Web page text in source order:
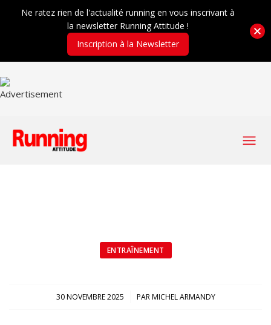
ENTRAÎNEMENT
30 NOVEMBRE 2025
/ PARMICHEL ARMANDY
Ne ratez rien de l'actualité running en vous inscrivant à
la newsletter Running Attitude !
Inscription à la Newsletter